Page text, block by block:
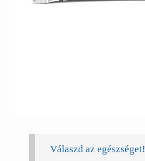
Válaszd az egészséget!